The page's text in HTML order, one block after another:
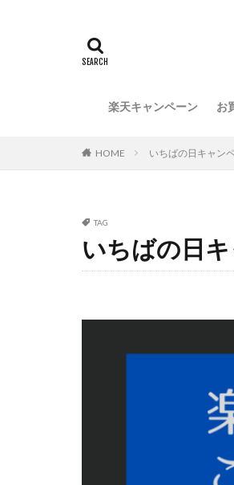
楽天キャンペーン お
HOME いちばの日キャン
TAG
いちばの日